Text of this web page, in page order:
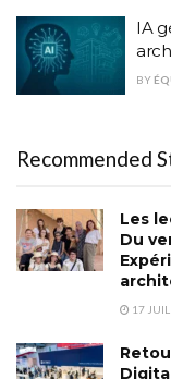
IA
BY
Recommended
Les
Du
17